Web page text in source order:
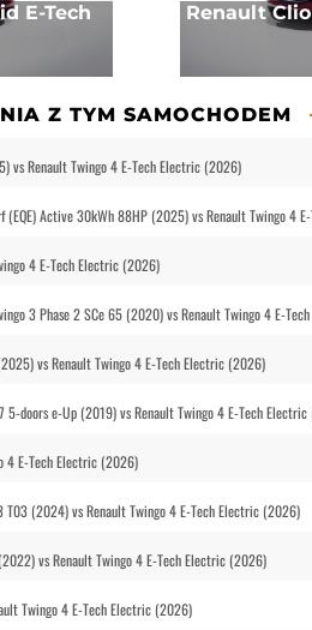
E-Tech
Renault Clio
Z TYM SAMOCHODEM
vs Renault Twingo 4 E-Tech Electric (2026)
Active 30kWh 88HP (2025) vs Renault Twingo 4
4 E-Tech Electric (2026)
3 Phase 2 SCe 65 (2020) vs Renault Twingo 4 E-
vs Renault Twingo 4 E-Tech Electric (2026)
5-doors e-Up (2019) vs Renault Twingo 4 E-Tech
4 E-Tech Electric (2026)
(2024) vs Renault Twingo 4 E-Tech Electric (2026)
vs Renault Twingo 4 E-Tech Electric (2026)
Twingo 4 E-Tech Electric (2026)